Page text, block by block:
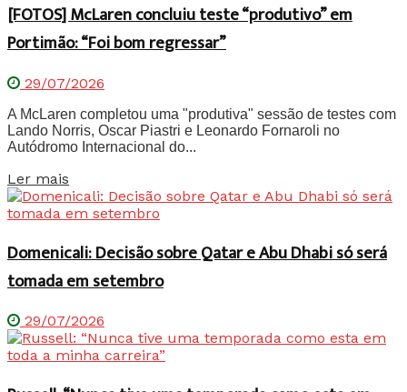
[FOTOS] McLaren concluiu teste “produtivo” em
Portimão: “Foi bom regressar”
29/07/2026
A McLaren completou uma "produtiva" sessão de testes com
Lando Norris, Oscar Piastri e Leonardo Fornaroli no
Autódromo Internacional do...
Ler mais
Domenicali: Decisão sobre Qatar e Abu Dhabi só será
tomada em setembro
29/07/2026